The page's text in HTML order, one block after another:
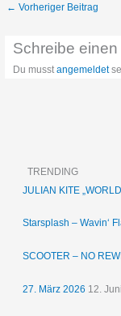
← Vorheriger Beitrag
Schreibe
Du musstangemeldet
TRENDING
JULIAN KITE
Starsplash – Wavin‘
SCOOTER – NO
27. März 2026 12.